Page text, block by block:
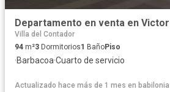
Villa del Contador
94 m²3 Dormitorios1 BañoPiso
·Barbacoa·Cuarto de servicio
Actualizado hace más de 1 mes en babilonia